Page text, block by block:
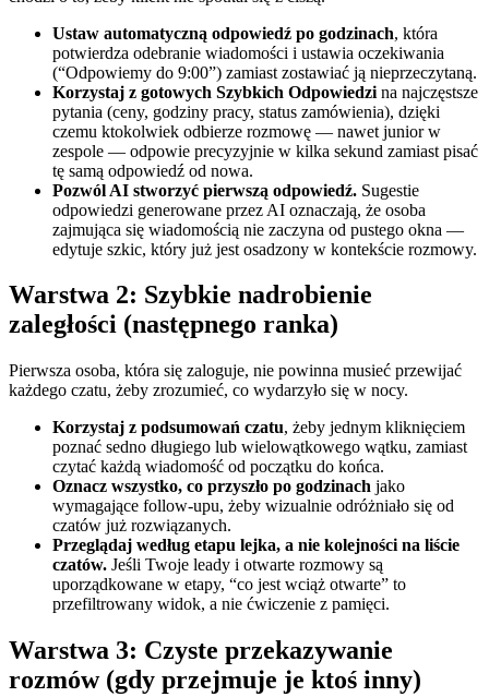
Ustaw automatyczną odpowiedź po godzinach, która
potwierdza odebranie wiadomości i ustawia oczekiwania
(“Odpowiemy do 9:00”) zamiast zostawiać ją nieprzeczytaną.
Korzystaj z gotowych Szybkich Odpowiedzi na najczęstsze
pytania (ceny, godziny pracy, status zamówienia), dzięki
czemu ktokolwiek odbierze rozmowę — nawet junior w
zespole — odpowie precyzyjnie w kilka sekund zamiast pisać
tę samą odpowiedź od nowa.
Pozwól AI stworzyć pierwszą odpowiedź. Sugestie
odpowiedzi generowane przez AI oznaczają, że osoba
zajmująca się wiadomością nie zaczyna od pustego okna —
edytuje szkic, który już jest osadzony w kontekście rozmowy.
Warstwa 2: Szybkie nadrobienie
zaległości (następnego ranka)
Pierwsza osoba, która się zaloguje, nie powinna musieć przewijać
każdego czatu, żeby zrozumieć, co wydarzyło się w nocy.
Korzystaj z podsumowań czatu, żeby jednym kliknięciem
poznać sedno długiego lub wielowątkowego wątku, zamiast
czytać każdą wiadomość od początku do końca.
Oznacz wszystko, co przyszło po godzinach jako
wymagające follow-upu, żeby wizualnie odróżniało się od
czatów już rozwiązanych.
Przeglądaj według etapu lejka, a nie kolejności na liście
czatów. Jeśli Twoje leady i otwarte rozmowy są
uporządkowane w etapy, “co jest wciąż otwarte” to
przefiltrowany widok, a nie ćwiczenie z pamięci.
Warstwa 3: Czyste przekazywanie
rozmów (gdy przejmuje je ktoś inny)